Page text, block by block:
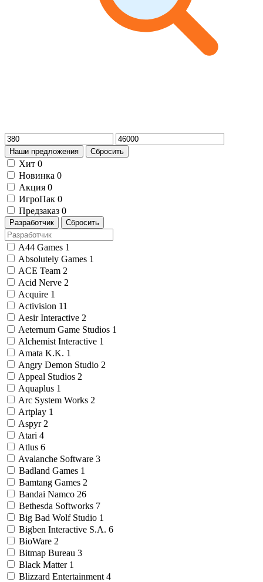
Наши предложения Сбросить
Хит 0
Новинка 0
Акция 0
ИгроПак 0
Предзаказ 0
Разработчик Сбросить
A44 Games 1
Absolutely Games 1
ACE Team 2
Acid Nerve 2
Acquire 1
Activision 11
Aesir Interactive 2
Aeternum Game Studios 1
Alchemist Interactive 1
Amata K.K. 1
Angry Demon Studio 2
Appeal Studios 2
Aquaplus 1
Arc System Works 2
Artplay 1
Aspyr 2
Atari 4
Atlus 6
Avalanche Software 3
Badland Games 1
Bamtang Games 2
Bandai Namco 26
Bethesda Softworks 7
Big Bad Wolf Studio 1
Bigben Interactive S.A. 6
BioWare 2
Bitmap Bureau 3
Black Matter 1
Blizzard Entertainment 4